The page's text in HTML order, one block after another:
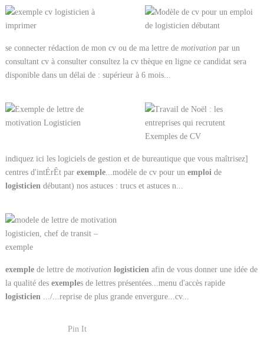
se connecter rédaction de mon cv ou de ma lettre de motivationpar un
consultant cv à consulter consultez la cv thèque en ligne ce candidat sera
disponible dans un délai de : supérieur à 6 mois...
indiquez ici les logiciels de gestion et de bureautique que vous maîtrisez]
centres d'intÉrÊt par exemple...modèle de cv pour un emploi de
logisticien débutant) nos astuces : trucs et astuces n...
exemplede lettre de motivation logisticien afin de vous donner une idée de
la qualité des exemples de lettres présentées...menu d'accès rapide
logisticien .../...reprise de plus grande envergure...cv...
Pin It